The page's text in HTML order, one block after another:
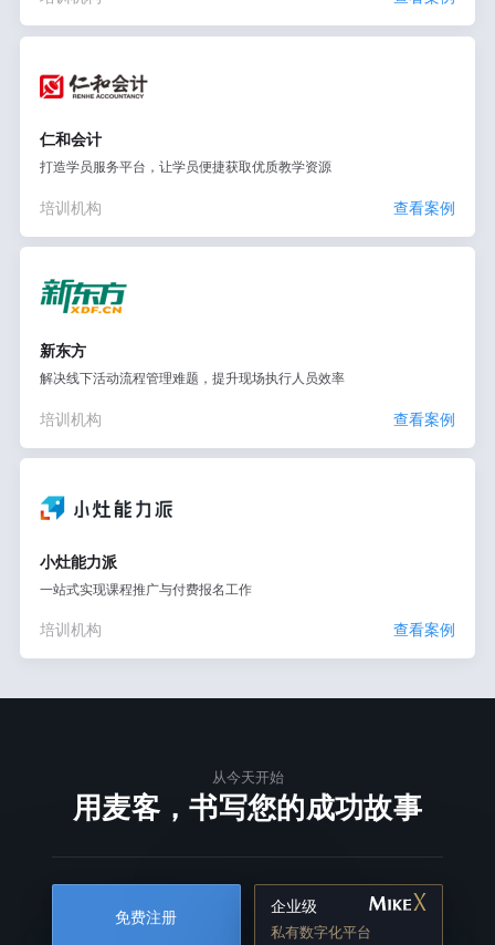
仁和会计
打造学员服务平台，让学员便捷获取优质教学资源
培训机构 查看案例
新东方
解决线下活动流程管理难题，提升现场执行人员效率
培训机构 查看案例
小灶能力派
一站式实现课程推广与付费报名工作
培训机构 查看案例
从今天开始
用麦客，书写您的成功故事
免费注册
企业级
私有数字化平台